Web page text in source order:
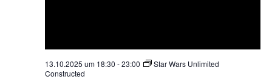
13.10.2025 um 18:30 -23:00
Star Wars Unlimited
Constructed